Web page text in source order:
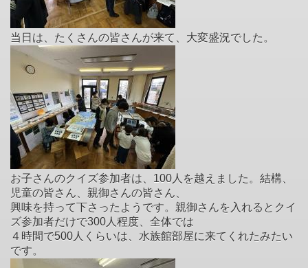
当日は、たくさんの皆さんが来て、大変盛況でした。
お子さんのクイズ参加者は、100人を越えました。結構、
児童の皆さん、親御さんの皆さん、
興味を持って下さったようです。親御さんを入れるとクイ
ズ参加者だけで300人程度、全体では
４時間で500人くらいは、水族館部屋に来てくれたみたい
です。